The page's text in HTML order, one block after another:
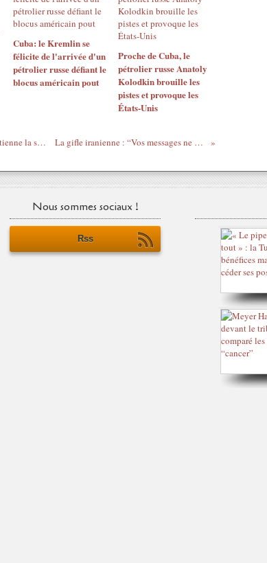
Cuba: le Kremlin se
félicite de l'arrivée d'un
pétrolier russe défiant le
blocus américain pout
Proche de Cuba, le
pétrolier russe Anatoly
Kolodkin brouille les
pistes et provoque les
États-Unis
Le MAE iranien : Il est essentiel que le BRICS soutienne la sécurité régionale et mondiale La gifle iranienne : “Vos messages ne nous intéressent pas”
Nous sommes sociaux !
Rss